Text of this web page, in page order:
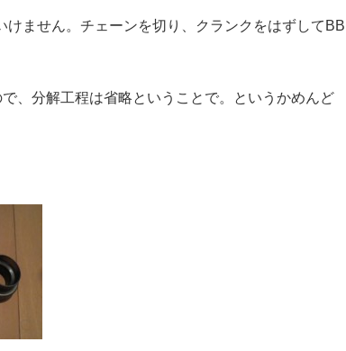
けません。チェーンを切り、クランクをはずしてBB
、分解工程は省略ということで。というかめんど